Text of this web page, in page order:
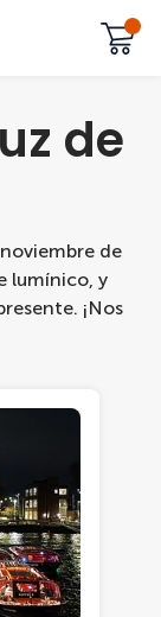
de
de
lumínico, y
¡Nos